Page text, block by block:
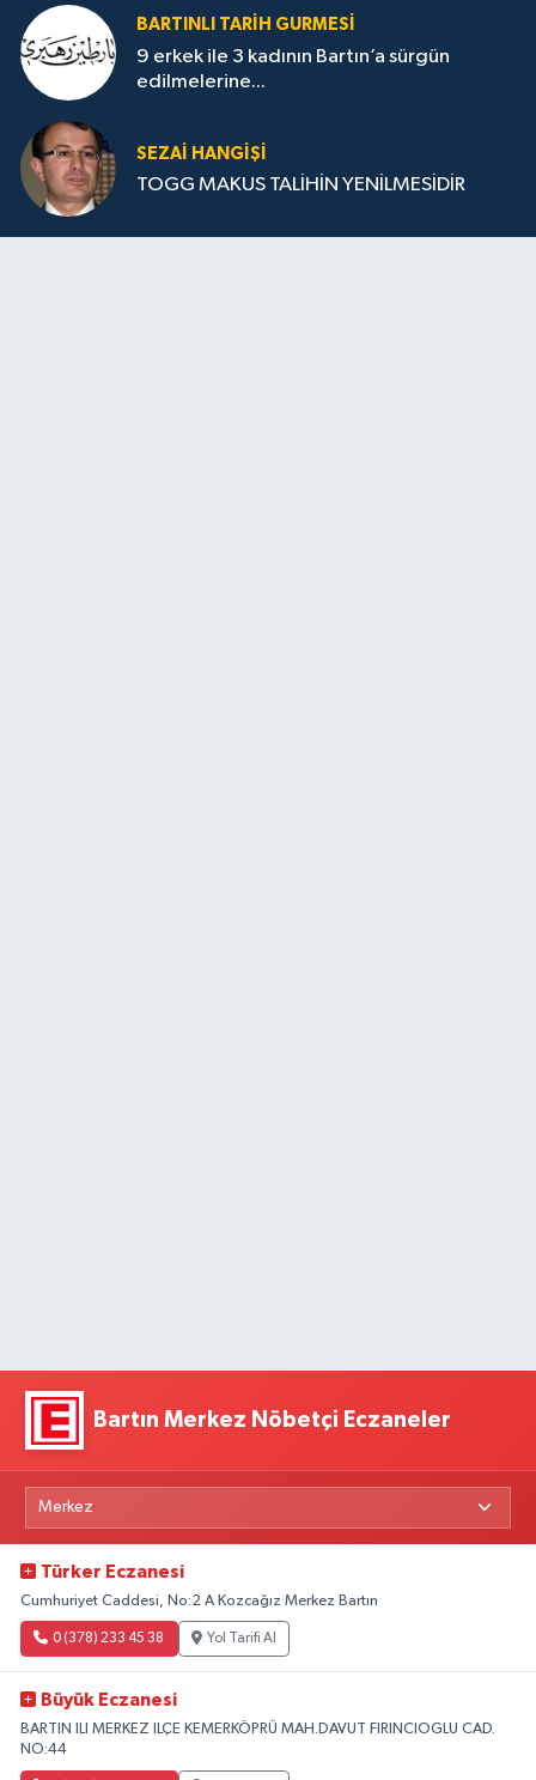
BARTINLI TARIH GURMESI
9 erkek ile 3 kadının Bartın’a sürgün
edilmelerine...
SEZAI HANGİŞİ
TOGG MAKUS TALİHİN YENİLMESİDİR
Bartın Merkez Nöbetçi Eczaneler
Türker Eczanesi
Cumhuriyet Caddesi, No:2 A Kozcağız Merkez Bartın
0 (378) 233 45 38 Yol Tarifi Al
Büyük Eczanesi
BARTIN ILI MERKEZ ILÇE KEMERKÖPRÜ MAH.DAVUT FIRINCIOGLU CAD.
NO:44